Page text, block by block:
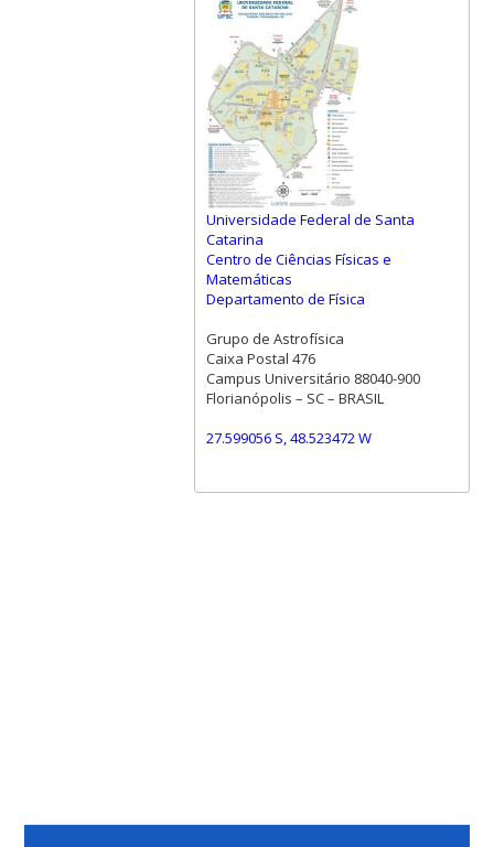
Universidade Federal de Santa
Catarina
Centro de Ciências Físicas e
Matemáticas
Departamento de Física
Grupo de Astrofísica
Caixa Postal 476
Campus Universitário 88040-900
Florianópolis – SC – BRASIL
27.599056 S, 48.523472 W